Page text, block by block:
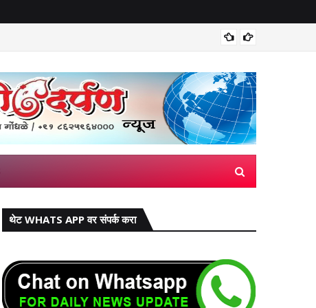
थेट WHATS APP वर संपर्क करा